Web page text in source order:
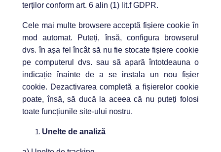
terților conform art. 6 alin (1) lit.f GDPR.
Cele mai multe browsere acceptă fișiere cookie în
mod automat. Puteți, însă, configura browserul
dvs. în așa fel încât să nu fie stocate fișiere cookie
pe computerul dvs. sau să apară întotdeauna o
indicație înainte de a se instala un nou fișier
cookie. Dezactivarea completă a fișierelor cookie
poate, însă, să ducă la aceea că nu puteți folosi
toate funcțiunile site-ului nostru.
Unelte de analiză